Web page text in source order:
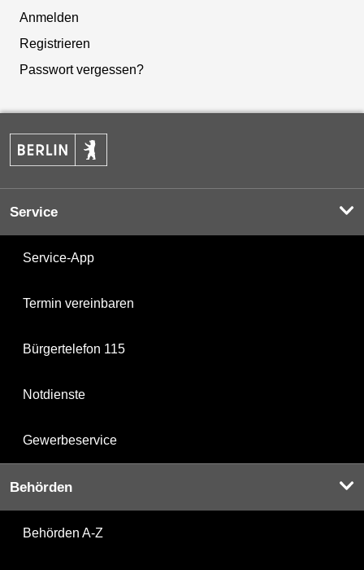
Anmelden
Registrieren
Passwort vergessen?
Service
Service-App
Termin vereinbaren
Bürgertelefon 115
Notdienste
Gewerbeservice
Behörden
Behörden A-Z